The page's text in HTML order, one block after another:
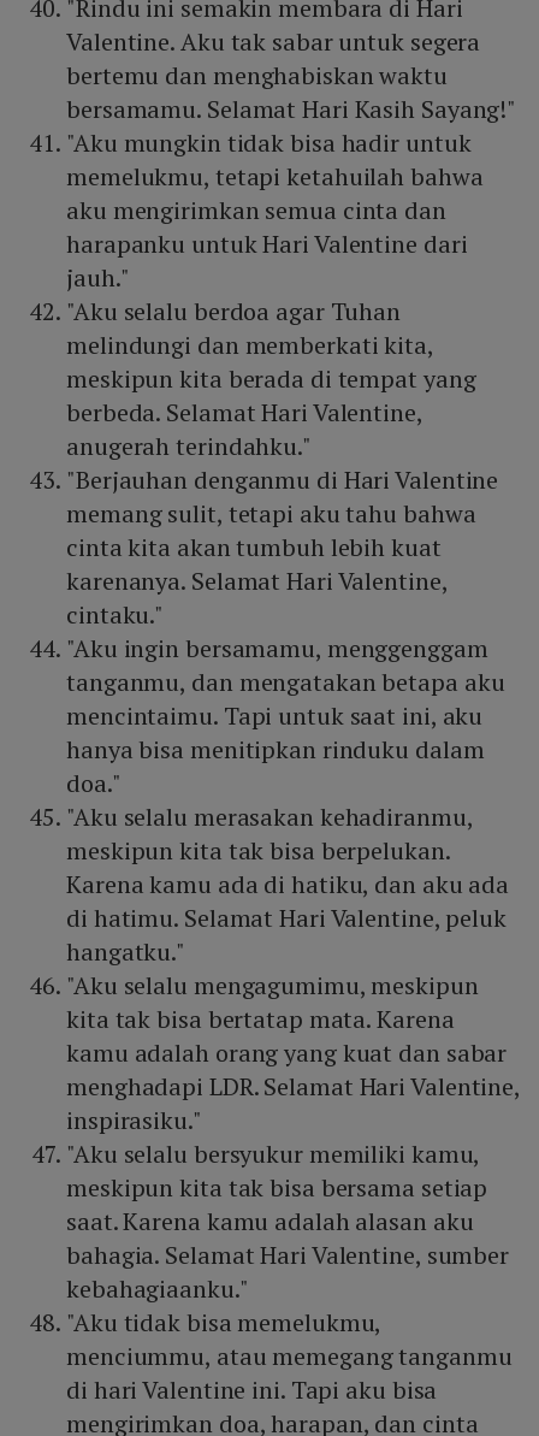
"Rindu ini semakin membara di Hari
Valentine. Aku tak sabar untuk segera
bertemu dan menghabiskan waktu
bersamamu. Selamat Hari Kasih Sayang!"
"Aku mungkin tidak bisa hadir untuk
memelukmu, tetapi ketahuilah bahwa
aku mengirimkan semua cinta dan
harapanku untuk Hari Valentine dari
jauh."
"Aku selalu berdoa agar Tuhan
melindungi dan memberkati kita,
meskipun kita berada di tempat yang
berbeda. Selamat Hari Valentine,
anugerah terindahku."
"Berjauhan denganmu di Hari Valentine
memang sulit, tetapi aku tahu bahwa
cinta kita akan tumbuh lebih kuat
karenanya. Selamat Hari Valentine,
cintaku."
"Aku ingin bersamamu, menggenggam
tanganmu, dan mengatakan betapa aku
mencintaimu. Tapi untuk saat ini, aku
hanya bisa menitipkan rinduku dalam
doa."
"Aku selalu merasakan kehadiranmu,
meskipun kita tak bisa berpelukan.
Karena kamu ada di hatiku, dan aku ada
di hatimu. Selamat Hari Valentine, peluk
hangatku."
"Aku selalu mengagumimu, meskipun
kita tak bisa bertatap mata. Karena
kamu adalah orang yang kuat dan sabar
menghadapi LDR. Selamat Hari Valentine,
inspirasiku."
"Aku selalu bersyukur memiliki kamu,
meskipun kita tak bisa bersama setiap
saat. Karena kamu adalah alasan aku
bahagia. Selamat Hari Valentine, sumber
kebahagiaanku."
"Aku tidak bisa memelukmu,
menciummu, atau memegang tanganmu
di hari Valentine ini. Tapi aku bisa
mengirimkan doa, harapan, dan cinta